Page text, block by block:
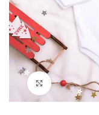
Padidinti